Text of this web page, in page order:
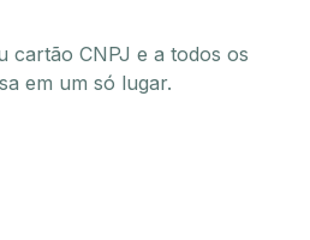
cartão CNPJ e a todos os
em um só lugar.